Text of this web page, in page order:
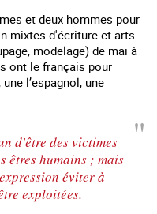
et deux hommes pour
mixtes d'écriture et arts
modelage) de mai à
ont le français pour
l’espagnol, une
d'être des victimes
êtres humains ; mais
éviter à
exploitées.